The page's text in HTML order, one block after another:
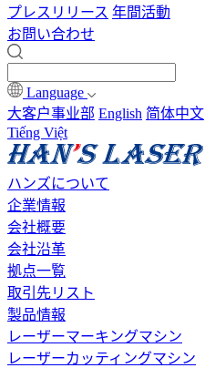
プレスリリース 年間活動
お問い合わせ
Language
大客户事业部 English 简体中文
Tiếng Việt
ハンズについて
企業情報
会社概要
会社沿革
拠点一覧
取引先リスト
製品情報
レーザーマーキングマシン
レーザーカッティングマシン